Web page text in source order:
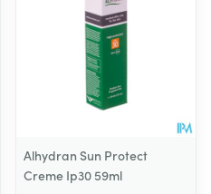
Alhydran Sun Protect
Creme Ip30 59ml